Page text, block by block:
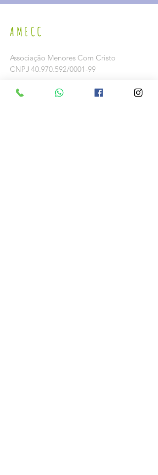
AMECC
Associação Menores Com Cristo
CNPJ 40.970.592/0001-99
Rua Pe. Ibiapina 110,
Caixa Postal 25